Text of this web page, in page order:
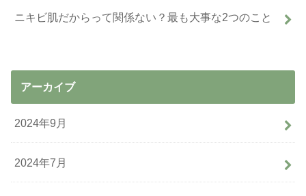
ニキビ肌だからって関係ない？最も大事な2つのこと
アーカイブ
2024年9月
2024年7月